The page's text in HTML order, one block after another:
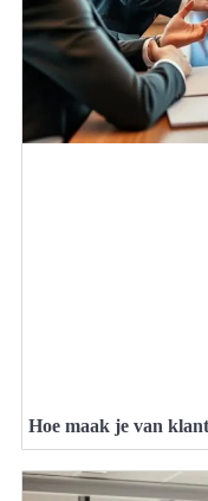
Hoe maak je van